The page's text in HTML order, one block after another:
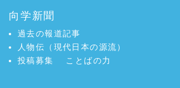
向学新聞
過去の報道記事
人物伝（現代日本の源流）
投稿募集
ことばの力